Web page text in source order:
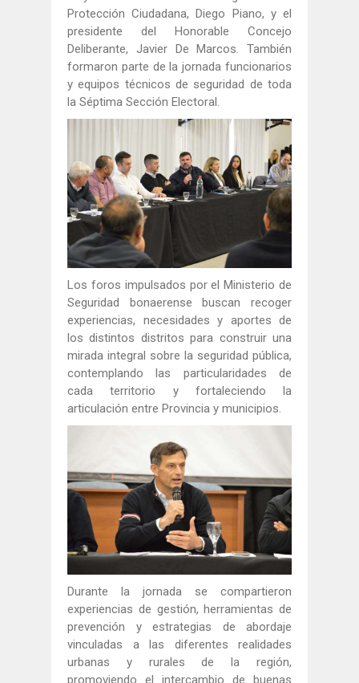
Protección Ciudadana, Diego Piano, y el
presidente del Honorable Concejo
Deliberante, Javier De Marcos. También
formaron parte de la jornada funcionarios
y equipos técnicos de seguridad de toda
la Séptima Sección Electoral.
Los foros impulsados por el Ministerio de
Seguridad bonaerense buscan recoger
experiencias, necesidades y aportes de
los distintos distritos para construir una
mirada integral sobre la seguridad pública,
contemplando las particularidades de
cada territorio y fortaleciendo la
articulación entre Provincia y municipios.
Durante la jornada se compartieron
experiencias de gestión, herramientas de
prevención y estrategias de abordaje
vinculadas a las diferentes realidades
urbanas y rurales de la región,
promoviendo el intercambio de buenas